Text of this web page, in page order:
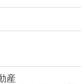
産